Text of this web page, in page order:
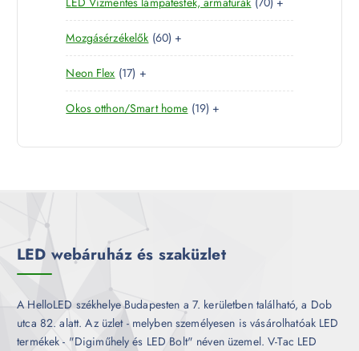
k
m
é
r
m
é
k
e
r
m
k
0
e
m
Mozgásérzékelők 606
0
e
r
é
+
Neon Flex 171
7
t
r
+
Okos otthon/Smart home 191
t
+
LED webáruház és szaküzlet
A HelloLED székhelye Budapesten a 7. kerületben található, a Dob
utca 82. alatt. Az üzlet - melyben személyesen is vásárolhatóak LED
termékek - "Digiműhely és LED Bolt" néven üzemel. V-Tac LED